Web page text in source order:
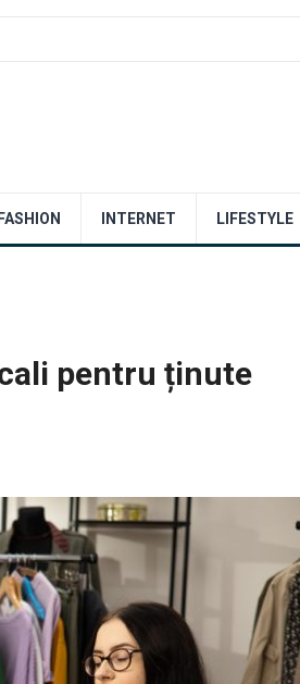
FASHION INTERNET LIFESTYLE
pentru ținute